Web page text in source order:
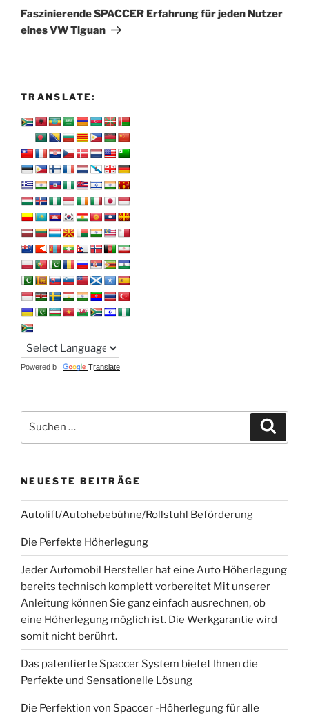
Beitrag
Faszinierende SPACCER Erfahrung für jeden Nutzer
eines VW Tiguan
TRANSLATE:
Powered by Translate
nach:
NEUESTE BEITRÄGE
Autolift/Autohebebühne/Rollstuhl Beförderung
Die Perfekte Höherlegung
Jeder Automobil Hersteller hat eine Auto Höherlegung
bereits technisch komplett vorbereitet Mit unserer
Anleitung können Sie ganz einfach ausrechnen, ob
eine Höherlegung möglich ist. Die Werkgarantie wird
somit nicht berührt.
Das patentierte Spaccer System bietet Ihnen die
Perfekte und Sensationelle Lösung
Die Perfektion von Spaccer -Höherlegung für alle